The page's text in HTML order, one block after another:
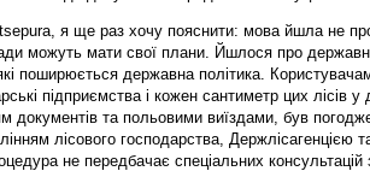
я ще раз хочу пояснити: мова йшла не
можуть мати свої плани. Йшлося про
поширюється державна політика.
підприємства і кожен сантиметр цих лісів у
документів та польовими виїздами, був
лісового господарства, Держлісагенцією
не передбачає спеціальних